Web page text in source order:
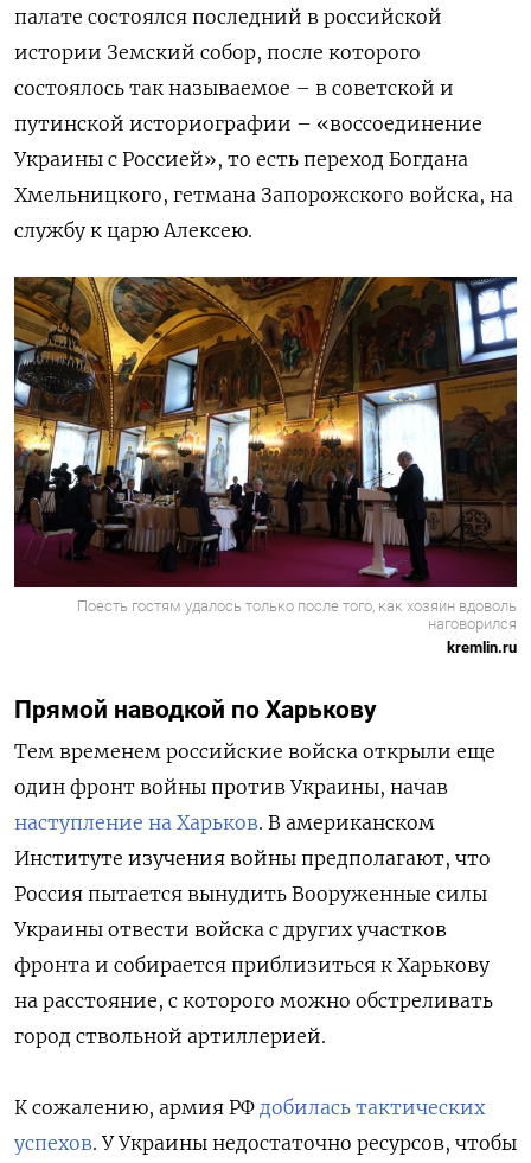
палате состоялся последний в российской
истории Земский собор, после которого
состоялось так называемое – в советской и
путинской историографии – «воссоединение
Украины с Россией», то есть переход Богдана
Хмельницкого, гетмана Запорожского войска, на
службу к царю Алексею.
Поесть гостям удалось только после того, как хозяин вдоволь
наговорился
kremlin.ru
Прямой наводкой по Харькову
Тем временем российские войска открыли еще
один фронт войны против Украины, начав
наступление на Харьков. В американском
Институте изучения войны предполагают, что
Россия пытается вынудить Вооруженные силы
Украины отвести войска с других участков
фронта и собирается приблизиться к Харькову
на расстояние, с которого можно обстреливать
город ствольной артиллерией.
К сожалению, армия РФ добилась тактических
успехов. У Украины недостаточно ресурсов, чтобы